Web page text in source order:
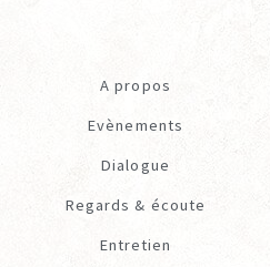
A propos
Evènements
Dialogue
Regards & écoute
Entretien